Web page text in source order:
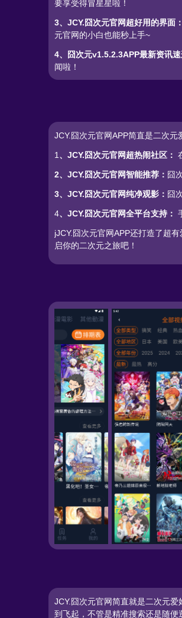
JCY.囧次元官网视频分类
JCY.囧次元官网简直就是二次元
到飞起，不管是精准搜索还是随便
要享受得冒星星啦！
3、JCY.囧次元官网超好用的界面：
元官网的小白也能秒上手~
4、囧次元v1.5.2.3APP最新资讯速
闻啦！
JCY.囧次元官网APP简直是二次
1 、JCY.囧次元官网超热闹社区：
2、JCY.囧次元官网智能推荐： 囧
3、JCY.囧次元官网纯净观影： 囧
4、JCY.囧次元官网全平台支持：
jJCY.囧次元官网APP还打造了超
启你的二次元之旅吧！